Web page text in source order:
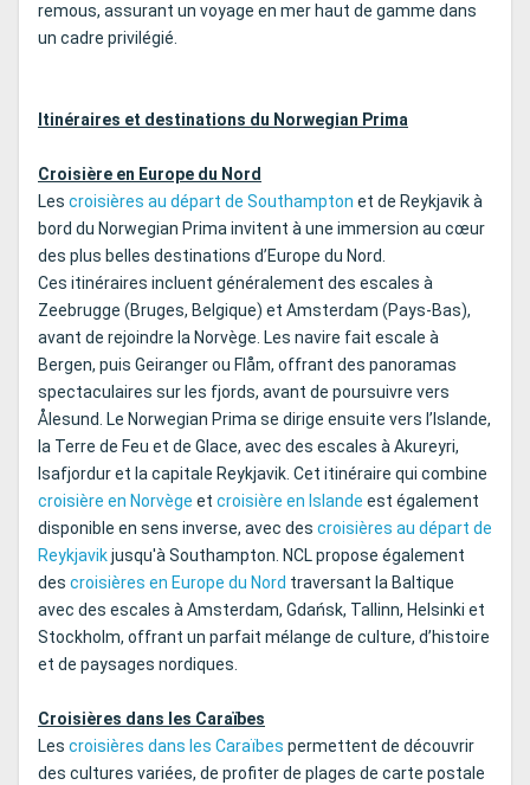
remous, assurant un voyage en mer haut de gamme dans
un cadre privilégié.
Itinéraires et destinations du Norwegian Prima
Croisière en Europe du Nord
Les croisières au départ de Southampton et de Reykjavik à
bord du Norwegian Prima invitent à une immersion au cœur
des plus belles destinations d’Europe du Nord.
Ces itinéraires incluent généralement des escales à
Zeebrugge (Bruges, Belgique) et Amsterdam (Pays-Bas),
avant de rejoindre la Norvège. Les navire fait escale à
Bergen, puis Geiranger ou Flåm, offrant des panoramas
spectaculaires sur les fjords, avant de poursuivre vers
Ålesund. Le Norwegian Prima se dirige ensuite vers l’Islande,
la Terre de Feu et de Glace, avec des escales à Akureyri,
Isafjordur et la capitale Reykjavik. Cet itinéraire qui combine
croisière en Norvège et croisière en Islande est également
disponible en sens inverse, avec des croisières au départ de
Reykjavikjusqu'à Southampton. NCL propose également
des croisières en Europe du Nord traversant la Baltique
avec des escales à Amsterdam, Gdańsk, Tallinn, Helsinki et
Stockholm, offrant un parfait mélange de culture, d’histoire
et de paysages nordiques.
Croisières dans les Caraïbes
Les croisières dans les Caraïbes permettent de découvrir
des cultures variées, de profiter de plages de carte postale